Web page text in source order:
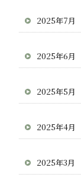
2025年7月
2025年6月
2025年5月
2025年4月
2025年3月